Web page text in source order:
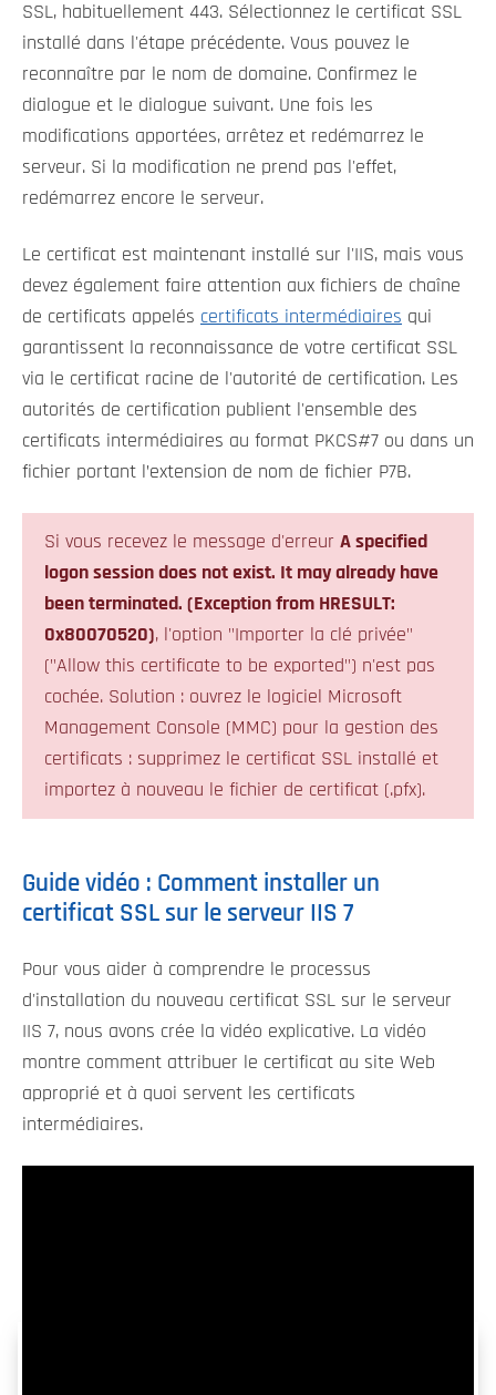
SSL, habituellement 443. Sélectionnez le certificat SSL
installé dans l'étape précédente. Vous pouvez le
reconnaître par le nom de domaine. Confirmez le
dialogue et le dialogue suivant. Une fois les
modifications apportées, arrêtez et redémarrez le
serveur. Si la modification ne prend pas l'effet,
redémarrez encore le serveur.
Le certificat est maintenant installé sur l'IIS, mais vous
devez également faire attention aux fichiers de chaîne
de certificats appelés certificats intermédiaires qui
garantissent la reconnaissance de votre certificat SSL
via le certificat racine de l'autorité de certification. Les
autorités de certification publient l'ensemble des
certificats intermédiaires au format PKCS#7 ou dans un
fichier portant l’extension de nom de fichier P7B.
Si vous recevez le message d'erreur A specified
logon session does not exist. It may already have
been terminated. (Exception from HRESULT:
0x80070520), l'option "Importer la clé privée"
("Allow this certificate to be exported") n'est pas
cochée. Solution : ouvrez le logiciel Microsoft
Management Console (MMC) pour la gestion des
certificats : supprimez le certificat SSL installé et
importez à nouveau le fichier de certificat (.pfx).
Guide vidéo : Comment installer un
certificat SSL sur le serveur IIS 7
Pour vous aider à comprendre le processus
d'installation du nouveau certificat SSL sur le serveur
IIS 7, nous avons crée la vidéo explicative. La vidéo
montre comment attribuer le certificat au site Web
approprié et à quoi servent les certificats
intermédiaires.